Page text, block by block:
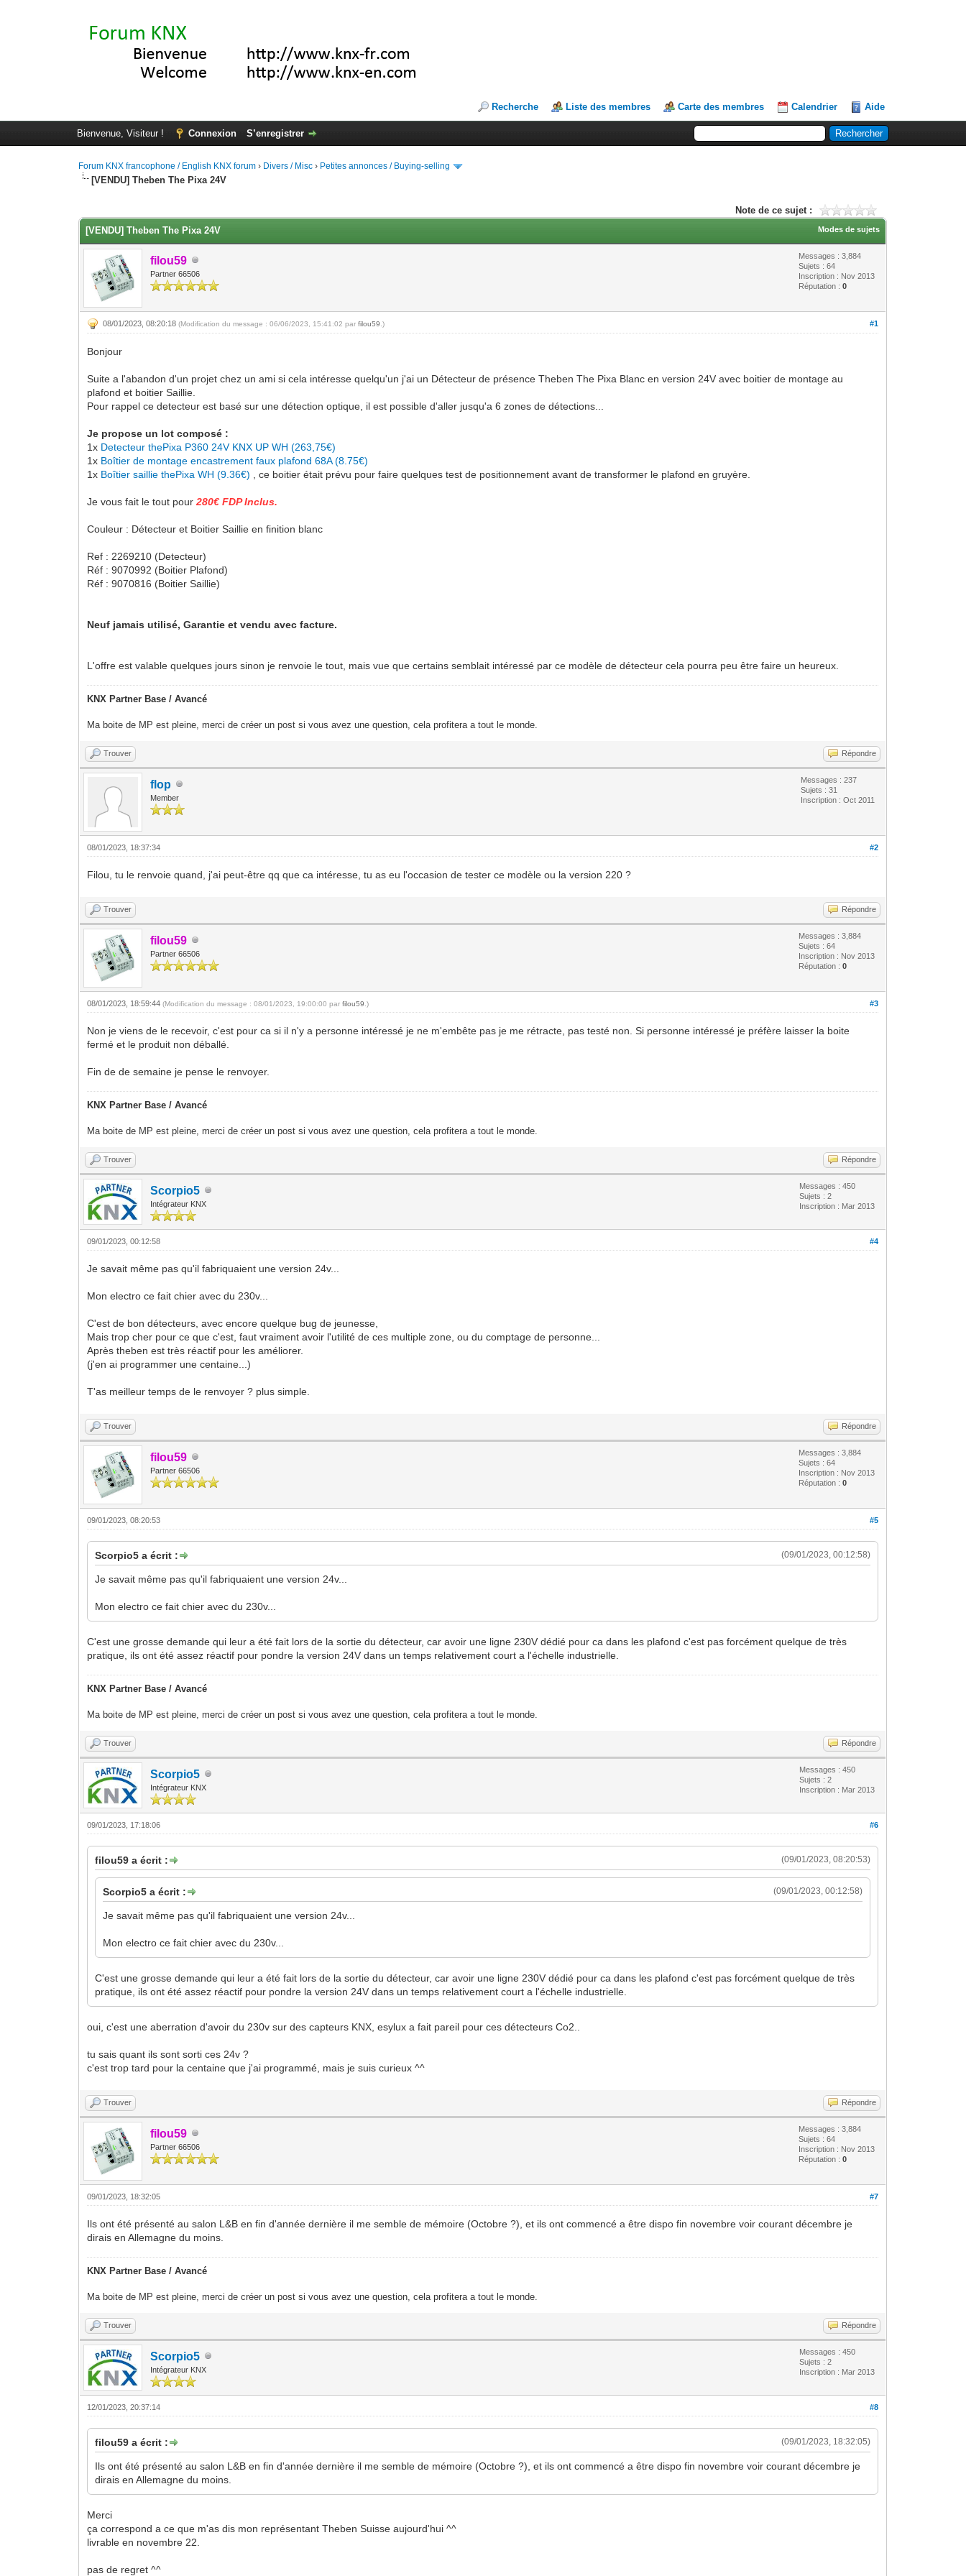
Recherche Liste des membres Carte des membres Calendrier Aide
Bienvenue, Visiteur ! Connexion S’enregistrer
Forum KNX francophone / English KNX forum › Divers / Misc › Petites annonces / Buying-selling
[VENDU] Theben The Pixa 24V
Note de ce sujet :
Modes de sujets
[VENDU] Theben The Pixa 24V
filou59
Partner 66506
Messages : 3,884
Sujets : 64
Inscription : Nov 2013
Réputation :0
#1
08/01/2023, 08:20:18(Modification du message : 06/06/2023, 15:41:02 parfilou59 .)
Bonjour
Suite a l'abandon d'un projet chez un ami si cela intéresse quelqu'un j'ai un Détecteur de présence Theben The Pixa Blanc en version 24V avec boitier de montage au
plafond et boitier Saillie.
Pour rappel ce detecteur est basé sur une détection optique, il est possible d'aller jusqu'a 6 zones de détections...
Je propose un lot composé :
1x Detecteur thePixa P360 24V KNX UP WH (263,75€)
1x Boîtier de montage encastrement faux plafond 68A (8.75€)
1x Boîtier saillie thePixa WH (9.36€) , ce boitier était prévu pour faire quelques test de positionnement avant de transformer le plafond en gruyère.
Je vous fait le tout pour280€ FDP Inclus.
Couleur : Détecteur et Boitier Saillie en finition blanc
Ref : 2269210 (Detecteur)
Réf : 9070992 (Boitier Plafond)
Réf : 9070816 (Boitier Saillie)
Neuf jamais utilisé, Garantie et vendu avec facture.
L'offre est valable quelques jours sinon je renvoie le tout, mais vue que certains semblait intéressé par ce modèle de détecteur cela pourra peu être faire un heureux.
KNX Partner Base / Avancé
Ma boite de MP est pleine, merci de créer un post si vous avez une question, cela profitera a tout le monde.
Trouver Répondre
flop
Member
Messages : 237
Sujets : 31
Inscription : Oct 2011
#2
08/01/2023, 18:37:34
Filou, tu le renvoie quand, j'ai peut-être qq que ca intéresse, tu as eu l'occasion de tester ce modèle ou la version 220 ?
Trouver Répondre
filou59
Partner 66506
Messages : 3,884
Sujets : 64
Inscription : Nov 2013
Réputation :0
#3
08/01/2023, 18:59:44(Modification du message : 08/01/2023, 19:00:00 parfilou59 .)
Non je viens de le recevoir, c'est pour ca si il n'y a personne intéressé je ne m'embête pas je me rétracte, pas testé non. Si personne intéressé je préfère laisser la boite
fermé et le produit non déballé.
Fin de de semaine je pense le renvoyer.
KNX Partner Base / Avancé
Ma boite de MP est pleine, merci de créer un post si vous avez une question, cela profitera a tout le monde.
Trouver Répondre
Scorpio5
Intégrateur KNX
Messages : 450
Sujets : 2
Inscription : Mar 2013
#4
09/01/2023, 00:12:58
Je savait même pas qu'il fabriquaient une version 24v...
Mon electro ce fait chier avec du 230v...
C'est de bon détecteurs, avec encore quelque bug de jeunesse,
Mais trop cher pour ce que c'est, faut vraiment avoir l'utilité de ces multiple zone, ou du comptage de personne...
Après theben est très réactif pour les améliorer.
(j'en ai programmer une centaine...)
T'as meilleur temps de le renvoyer ? plus simple.
Trouver Répondre
filou59
Partner 66506
Messages : 3,884
Sujets : 64
Inscription : Nov 2013
Réputation :0
#5
09/01/2023, 08:20:53
(09/01/2023, 00:12:58)
Scorpio5 a écrit :
Je savait même pas qu'il fabriquaient une version 24v...
Mon electro ce fait chier avec du 230v...
C'est une grosse demande qui leur a été fait lors de la sortie du détecteur, car avoir une ligne 230V dédié pour ca dans les plafond c'est pas forcément quelque de très
pratique, ils ont été assez réactif pour pondre la version 24V dans un temps relativement court a l'échelle industrielle.
KNX Partner Base / Avancé
Ma boite de MP est pleine, merci de créer un post si vous avez une question, cela profitera a tout le monde.
Trouver Répondre
Scorpio5
Intégrateur KNX
Messages : 450
Sujets : 2
Inscription : Mar 2013
#6
09/01/2023, 17:18:06
(09/01/2023, 08:20:53)
filou59 a écrit :
(09/01/2023, 00:12:58)
Scorpio5 a écrit :
Je savait même pas qu'il fabriquaient une version 24v...
Mon electro ce fait chier avec du 230v...
C'est une grosse demande qui leur a été fait lors de la sortie du détecteur, car avoir une ligne 230V dédié pour ca dans les plafond c'est pas forcément quelque de très
pratique, ils ont été assez réactif pour pondre la version 24V dans un temps relativement court a l'échelle industrielle.
oui, c'est une aberration d'avoir du 230v sur des capteurs KNX, esylux a fait pareil pour ces détecteurs Co2..
tu sais quant ils sont sorti ces 24v ?
c'est trop tard pour la centaine que j'ai programmé, mais je suis curieux ^^
Trouver Répondre
filou59
Partner 66506
Messages : 3,884
Sujets : 64
Inscription : Nov 2013
Réputation :0
#7
09/01/2023, 18:32:05
Ils ont été présenté au salon L&B en fin d'année dernière il me semble de mémoire (Octobre ?), et ils ont commencé a être dispo fin novembre voir courant décembre je
dirais en Allemagne du moins.
KNX Partner Base / Avancé
Ma boite de MP est pleine, merci de créer un post si vous avez une question, cela profitera a tout le monde.
Trouver Répondre
Scorpio5
Intégrateur KNX
Messages : 450
Sujets : 2
Inscription : Mar 2013
#8
12/01/2023, 20:37:14
(09/01/2023, 18:32:05)
filou59 a écrit :
Ils ont été présenté au salon L&B en fin d'année dernière il me semble de mémoire (Octobre ?), et ils ont commencé a être dispo fin novembre voir courant décembre je
dirais en Allemagne du moins.
Merci
ça correspond a ce que m'as dis mon représentant Theben Suisse aujourd'hui ^^
livrable en novembre 22.
pas de regret ^^